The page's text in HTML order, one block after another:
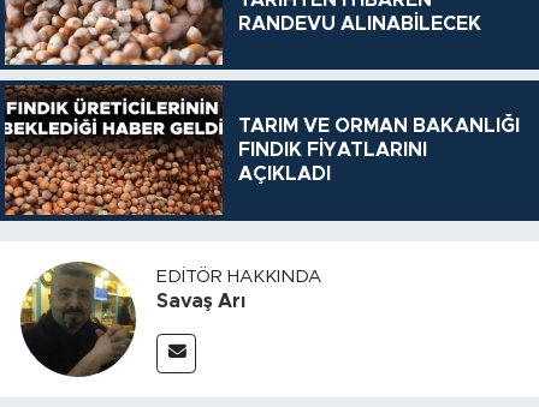
RANDEVU ALINABİLECEK
TARIM VE ORMAN BAKANLIĞI
FINDIK FİYATLARINI
AÇIKLADI
EDITÖR HAKKINDA
Savaş Arı